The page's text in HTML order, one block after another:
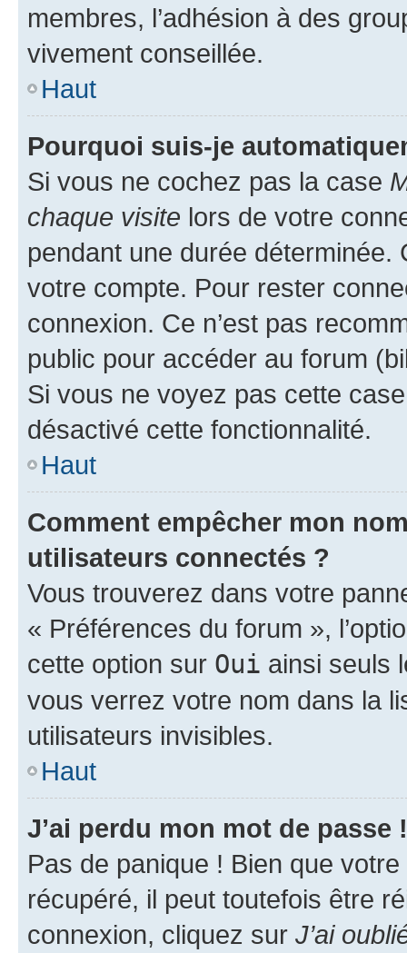
membres, l’adhésion à des
vivement conseillée.
Haut
Pourquoi suis-je
Si vous ne cochez pas la case
chaque visite lors de votre
pendant une durée déterminée.
votre compte. Pour rester
connexion. Ce n’est pas
public pour accéder au forum
Si vous ne voyez pas cette
désactivé cette fonctionnalité.
Haut
Comment empêcher mon
utilisateurs connectés ?
Vous trouverez dans votre
« Préférences du forum »,
cette option sur Oui ainsi seuls
vous verrez votre nom dans la
utilisateurs invisibles.
Haut
J’ai perdu mon mot de passe !
Pas de panique ! Bien que
récupéré, il peut toutefois être
connexion, cliquez sur J’ai